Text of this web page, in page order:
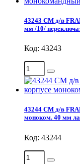
43243 СМ д/в
мм /10/
Код: 43243
43244 СМ д/в
моноком. 40 мм
Код: 43244